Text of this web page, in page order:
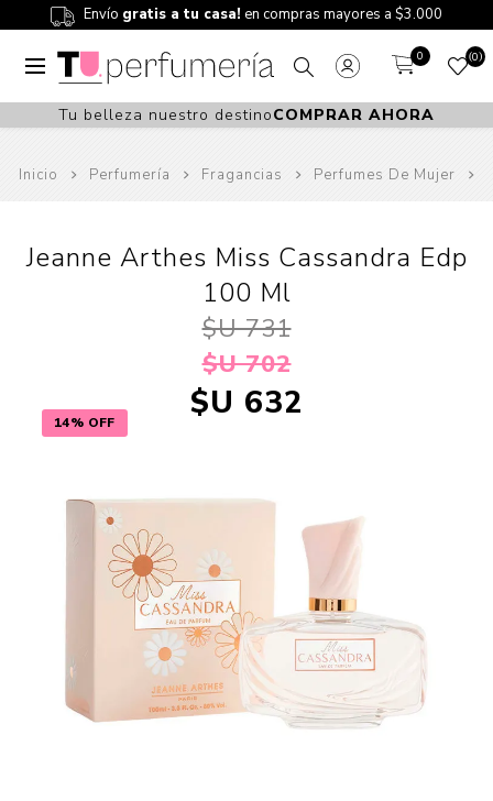
Envío gratis a tu casa! en compras mayores a $3.000
0 0
Tu belleza nuestro destinoCOMPRAR AHORA
Inicio Perfumería Fragancias Perfumes De Mujer
14% OFF
Jeanne Arthes Miss Cassandra Edp
100 Ml
$U 731
$U 702
$U 632